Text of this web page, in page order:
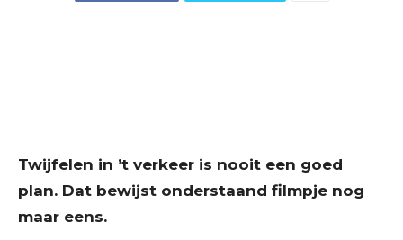
Twijfelen in ’t verkeer is nooit een goed
plan. Dat bewijst onderstaand filmpje nog
maar eens.